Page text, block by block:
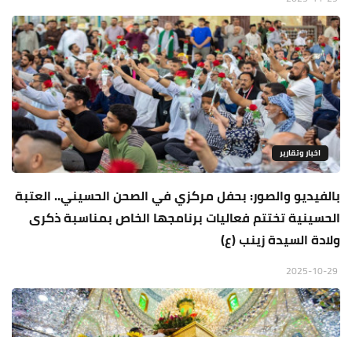
اخبار وتقارير
بالفيديو والصور: بحفل مركزي في الصحن الحسيني.. العتبة
الحسينية تختتم فعاليات برنامجها الخاص بمناسبة ذكرى
ولادة السيدة زينب (ع)